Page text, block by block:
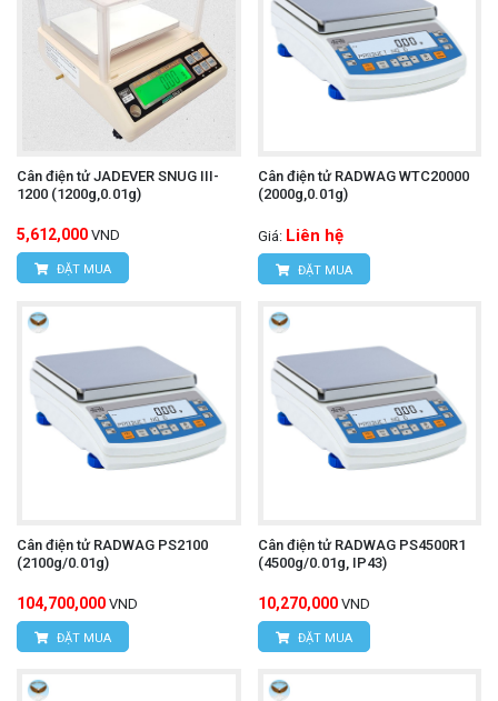
Cân điện tử JADEVER SNUG III-
1200 (1200g,0.01g)
5,612,000 VND
ĐẶT MUA
Cân điện tử RADWAG WTC20000
(2000g,0.01g)
Giá: Liên hệ
ĐẶT MUA
Cân điện tử RADWAG PS2100
(2100g/0.01g)
104,700,000 VND
ĐẶT MUA
Cân điện tử RADWAG PS4500R1
(4500g/0.01g, IP43)
10,270,000 VND
ĐẶT MUA